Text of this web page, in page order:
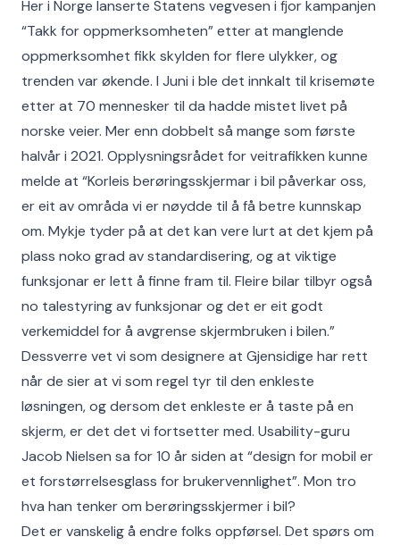
Her i Norge lanserte Statens vegvesen i fjor kampanjen
“Takk for oppmerksomheten” etter at manglende
oppmerksomhet fikk skylden for flere ulykker, og
trenden var økende. I Juni i ble det innkalt til krisemøte
etter at 70 mennesker til da hadde mistet livet på
norske veier. Mer enn dobbelt så mange som første
halvår i 2021. Opplysningsrådet for veitrafikken kunne
melde at “Korleis berøringsskjermar i bil påverkar oss,
er eit av områda vi er nøydde til å få betre kunnskap
om. Mykje tyder på at det kan vere lurt at det kjem på
plass noko grad av standardisering, og at viktige
funksjonar er lett å finne fram til. Fleire bilar tilbyr også
no talestyring av funksjonar og det er eit godt
verkemiddel for å avgrense skjermbruken i bilen.”
Dessverre vet vi som designere at Gjensidige har rett
når de sier at vi som regel tyr til den enkleste
løsningen, og dersom det enkleste er å taste på en
skjerm, er det det vi fortsetter med. Usability-guru
Jacob Nielsen sa for 10 år siden at “design for mobil er
et forstørrelsesglass for brukervennlighet”. Mon tro
hva han tenker om berøringsskjermer i bil?
Det er vanskelig å endre folks oppførsel. Det spørs om